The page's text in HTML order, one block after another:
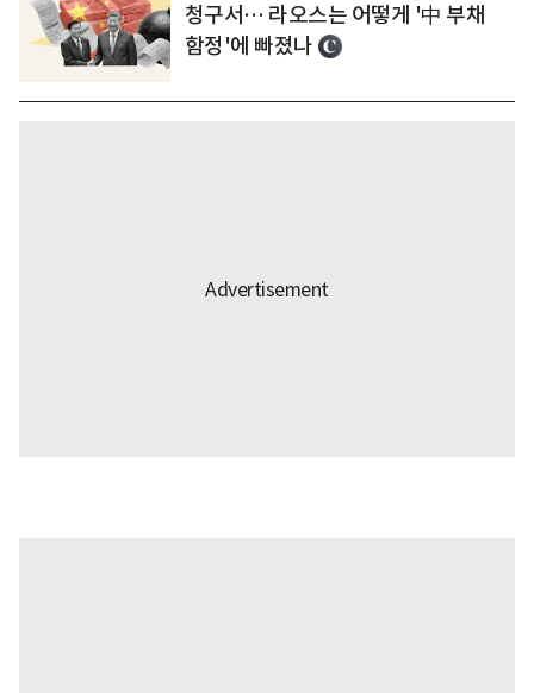
청구서… 라오스는 어떻게 '中 부채
함정'에 빠졌나